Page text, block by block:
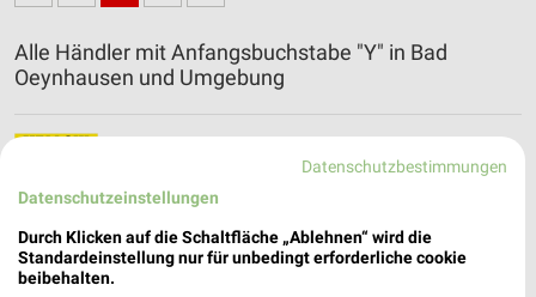
Alle Händler mit Anfangsbuchstabe "Y" in Bad
Oeynhausen und Umgebung
Datenschutzbestimmungen
Datenschutzeinstellungen
Durch Klicken auf die Schaltfläche „Ablehnen“ wird die
Standardeinstellung nur für unbedingt erforderliche cookie
beibehalten.